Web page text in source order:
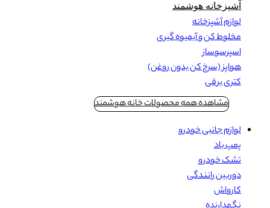
آشپزخانه هوشمند
لوازم آشپزخانه
مخلوط کن و آبمیوه گیری
اسپرسوساز
هواپز (سرخ کن بدون روغن)
کتری برقی
مشاهده همه محصولات خانه هوشمند
لوازم جانبی خودرو
پمپ باد
تشک خودرو
دوربین رانندگی
کارواش